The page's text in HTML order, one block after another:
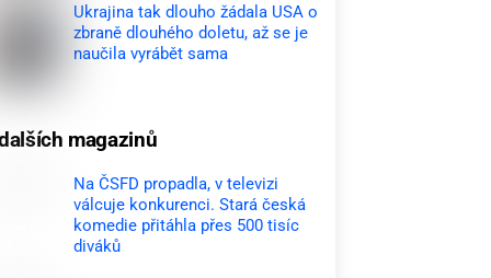
Ukrajina tak dlouho žádala USA o
zbraně dlouhého doletu, až se je
naučila vyrábět sama
magazinů
Na ČSFD propadla, v televizi
válcuje konkurenci. Stará česká
komedie přitáhla přes 500 tisíc
diváků